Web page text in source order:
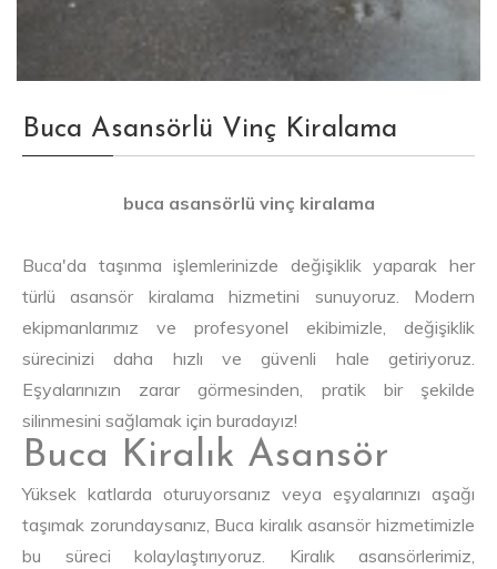
Buca Asansörlü Vinç Kiralama
buca asansörlü vinç kiralama
Buca'da taşınma işlemlerinizde değişiklik yaparak her
türlü asansör kiralama hizmetini sunuyoruz. Modern
ekipmanlarımız ve profesyonel ekibimizle, değişiklik
sürecinizi daha hızlı ve güvenli hale getiriyoruz.
Eşyalarınızın zarar görmesinden, pratik bir şekilde
silinmesini sağlamak için buradayız!
Buca Kiralık Asansör
Yüksek katlarda oturuyorsanız veya eşyalarınızı aşağı
taşımak zorundaysanız, Buca kiralık asansör hizmetimizle
bu süreci kolaylaştırıyoruz. Kiralık asansörlerimiz,